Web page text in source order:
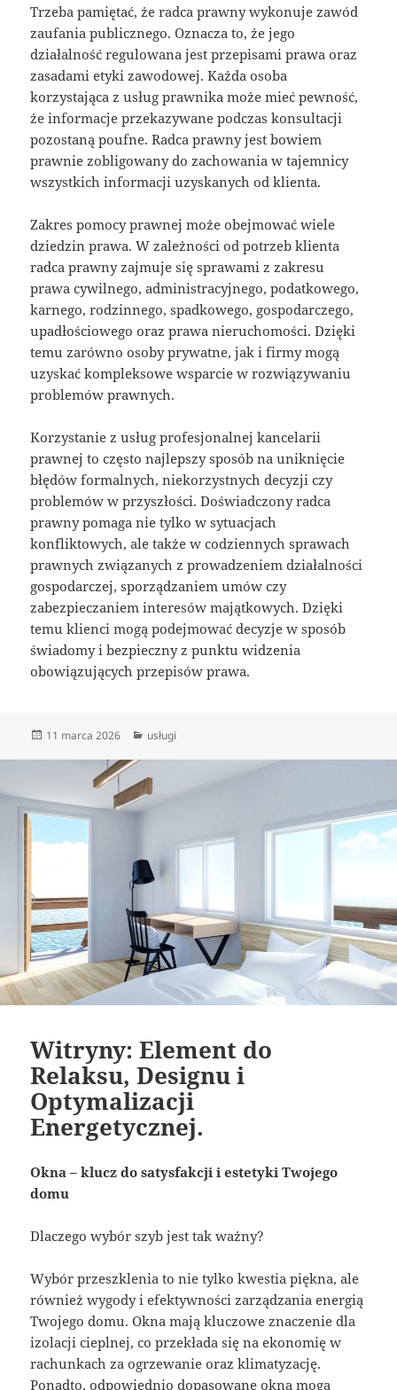
Trzeba pamiętać, że radca prawny wykonuje zawód
zaufania publicznego. Oznacza to, że jego
działalność regulowana jest przepisami prawa oraz
zasadami etyki zawodowej. Każda osoba
korzystająca z usług prawnika może mieć pewność,
że informacje przekazywane podczas konsultacji
pozostaną poufne. Radca prawny jest bowiem
prawnie zobligowany do zachowania w tajemnicy
wszystkich informacji uzyskanych od klienta.
Zakres pomocy prawnej może obejmować wiele
dziedzin prawa. W zależności od potrzeb klienta
radca prawny zajmuje się sprawami z zakresu
prawa cywilnego, administracyjnego, podatkowego,
karnego, rodzinnego, spadkowego, gospodarczego,
upadłościowego oraz prawa nieruchomości. Dzięki
temu zarówno osoby prywatne, jak i firmy mogą
uzyskać kompleksowe wsparcie w rozwiązywaniu
problemów prawnych.
Korzystanie z usług profesjonalnej kancelarii
prawnej to często najlepszy sposób na uniknięcie
błędów formalnych, niekorzystnych decyzji czy
problemów w przyszłości. Doświadczony radca
prawny pomaga nie tylko w sytuacjach
konfliktowych, ale także w codziennych sprawach
prawnych związanych z prowadzeniem działalności
gospodarczej, sporządzaniem umów czy
zabezpieczaniem interesów majątkowych. Dzięki
temu klienci mogą podejmować decyzje w sposób
świadomy i bezpieczny z punktu widzenia
obowiązujących przepisów prawa.
Data
11 marca 2026 Kategorie
usługi
Witryny: Element do
Relaksu, Designu i
Optymalizacji
Energetycznej.
Okna – klucz do satysfakcji i estetyki Twojego
domu
Dlaczego wybór szyb jest tak ważny?
Wybór przeszklenia to nie tylko kwestia piękna, ale
również wygody i efektywności zarządzania energią
Twojego domu. Okna mają kluczowe znaczenie dla
izolacji cieplnej, co przekłada się na ekonomię w
rachunkach za ogrzewanie oraz klimatyzację.
Ponadto, odpowiednio dopasowane okna mogą